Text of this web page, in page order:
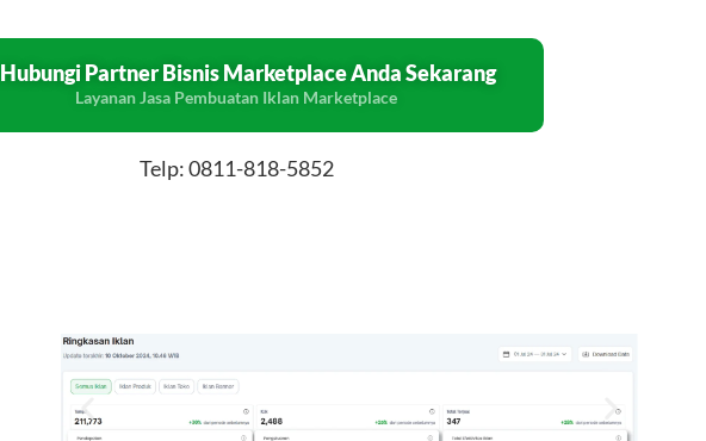
Hubungi Partner Bisnis Marketplace Anda Sekarang
Layanan Jasa Pembuatan Iklan Marketplace
Telp: 0811-818-5852